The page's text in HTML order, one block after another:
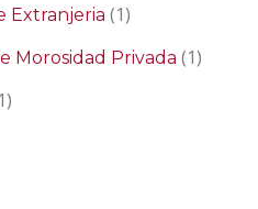
Extranjeria (1)
Morosidad Privada (1)